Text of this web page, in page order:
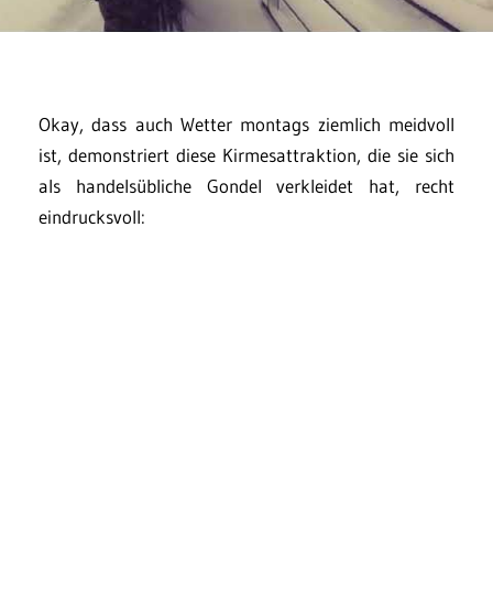
Okay, dass auch Wetter montags ziemlich meidvoll
ist, demonstriert diese Kirmesattraktion, die sie sich
als handelsübliche Gondel verkleidet hat, recht
eindrucksvoll: